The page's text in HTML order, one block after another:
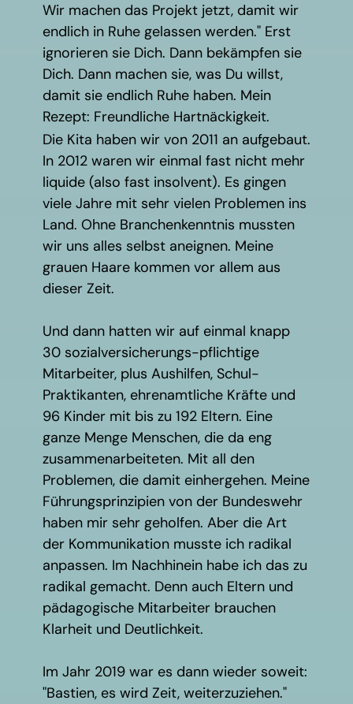
Wir machen das Projekt jetzt, damit wir
endlich in Ruhe gelassen werden." Erst
ignorieren sie Dich. Dann bekämpfen sie
Dich. Dann machen sie, was Du willst,
damit sie endlich Ruhe haben. Mein
Rezept: Freundliche Hartnäckigkeit.
Die Kita haben wir von 2011 an aufgebaut.
In 2012 waren wir einmal fast nicht mehr
liquide (also fast insolvent). Es gingen
viele Jahre mit sehr vielen Problemen ins
Land. Ohne Branchenkenntnis mussten
wir uns alles selbst aneignen. Meine
grauen Haare kommen vor allem aus
dieser Zeit.
Und dann hatten wir auf einmal knapp
30 sozialversicherungs-pflichtige
Mitarbeiter, plus Aushilfen, Schul-
Praktikanten, ehrenamtliche Kräfte und
96 Kinder mit bis zu 192 Eltern. Eine
ganze Menge Menschen, die da eng
zusammenarbeiteten. Mit all den
Problemen, die damit einhergehen. Meine
Führungsprinzipien von der Bundeswehr
haben mir sehr geholfen. Aber die Art
der Kommunikation musste ich radikal
anpassen. Im Nachhinein habe ich das zu
radikal gemacht. Denn auch Eltern und
pädagogische Mitarbeiter brauchen
Klarheit und Deutlichkeit.
Im Jahr 2019 war es dann wieder soweit:
"Bastien, es wird Zeit, weiterzuziehen."